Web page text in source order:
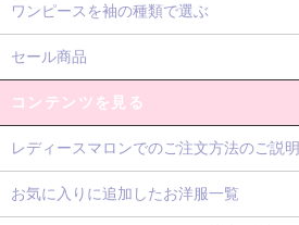
ワンピースを袖の種類で選ぶ
セール商品
コンテンツを見る
レディースマロンでのご注文方法のご説明
お気に入りに追加したお洋服一覧